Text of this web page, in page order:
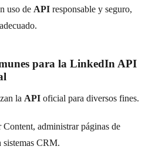
uso de API responsable y seguro,
adecuado.
para la LinkedIn API
la API oficial para diversos fines.
administrar páginas de
sistemas CRM.